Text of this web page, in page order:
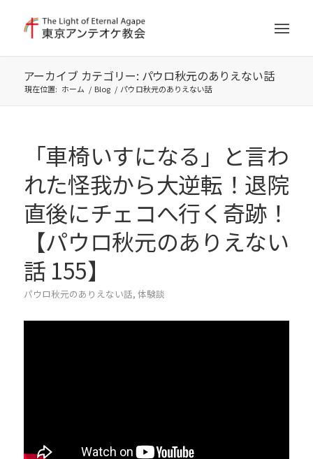
アーカイブ カテゴリー: パウロ秋元のありえない話
現在位置: ホーム / Blog / パウロ秋元のありえない話
「車椅いすになる」と言わ
れた怪我から大逆転！退院
直後にチェコへ行く奇跡！
【パウロ秋元のありえない
話 155】
パウロ秋元のありえない話, 体験談